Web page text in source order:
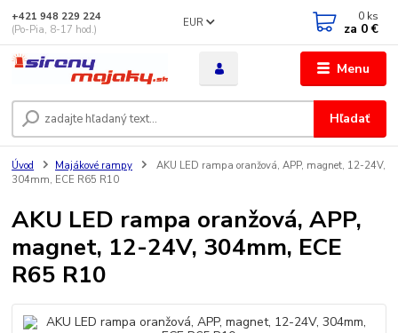
Menu
EUR
Hľadať
+421 948 229 224
(Po-Pia, 8-17 hod.)
0 ks
za 0 €
Úvod Majákové rampy
AKU LED rampa oranžová, APP, magnet, 12-24V,
304mm, ECE R65 R10
AKU LED rampa oranžová, APP,
magnet, 12-24V, 304mm, ECE
R65 R10